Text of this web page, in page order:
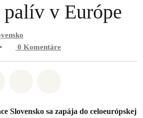
v Európe
• 0 Komentáre
Slovensko sa zapája do celoeurópskej